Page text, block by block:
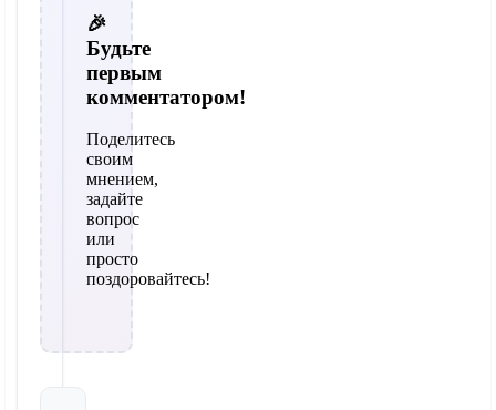
🎉
Будьте
первым
комментатором!
Поделитесь
своим
мнением,
задайте
вопрос
или
просто
поздоровайтесь!